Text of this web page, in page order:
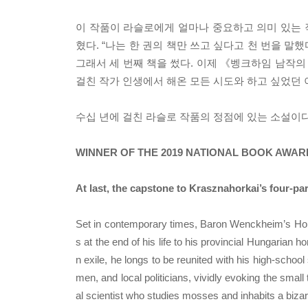
이 작품이 라슬로에게 얼마나 중요하고 의미 있
혔다. “나는 한 권의 책만 쓰고 싶다고 천 번을 말
그래서 세 번째 책을 썼다. 이제 《벵크하임 남작
걸친 작가 인생에서 해온 모든 시도와 하고 싶었던
수십 년에 걸친 라슬로 작품의 정점에 있는 소설이
WINNER OF THE 2019 NATIONAL BOOK
At last, the capstone to Krasznahorkai’s four-
Set in contemporary times, Baron Wenckheim’s
s at the end of his life to his provincial Hungarian
n exile, he longs to be reunited with his high-
men, and local politicians, vividly evoking the
al scientist who studies mosses and inhabits a